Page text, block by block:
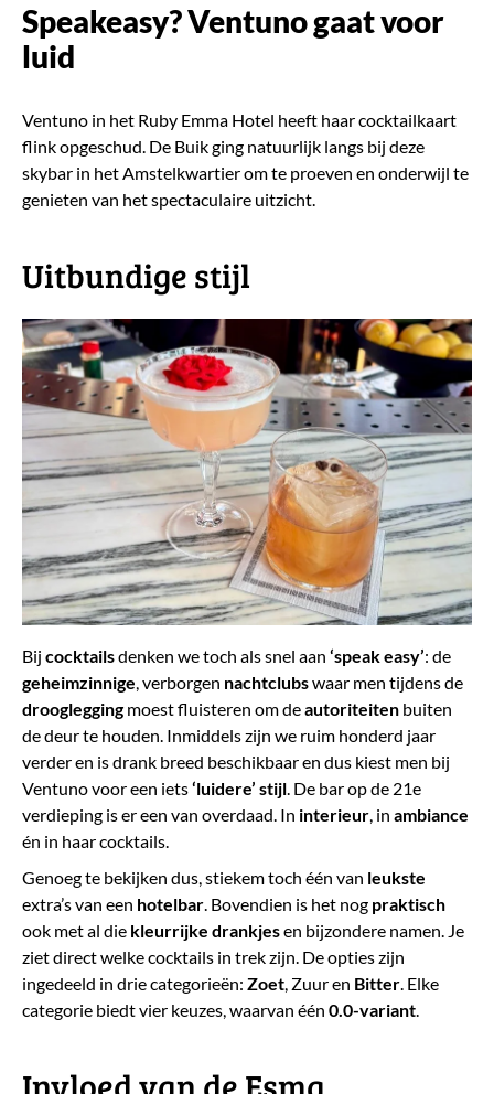
Speakeasy? Ventuno gaat voor
luid
Ventuno in het Ruby Emma Hotel heeft haar cocktailkaart
flink opgeschud. De Buik ging natuurlijk langs bij deze
skybar in het Amstelkwartier om te proeven en onderwijl te
genieten van het spectaculaire uitzicht.
Uitbundige stijl
Bij cocktailsdenken we toch als snel aan ‘speak easy’: de
geheimzinnige , verborgen nachtclubswaar men tijdens de
droogleggingmoest fluisteren om deautoriteiten buiten
de deur te houden. Inmiddels zijn we ruim honderd jaar
verder en is drank breed beschikbaar en dus kiest men bij
Ventuno voor een iets‘luidere’ stijl . De bar op de 21e
verdieping is er een van overdaad. In interieur , in ambiance
én in haar cocktails.
Genoeg te bekijken dus, stiekem toch één van leukste
extra’s van een hotelbar . Bovendien is het nog praktisch
ook met al die kleurrijke drankjesen bijzondere namen. Je
ziet direct welke cocktails in trek zijn. De opties zijn
ingedeeld in drie categorieën: Zoet , Zuur en Bitter . Elke
categorie biedt vier keuzes, waarvan één 0.0-variant
Invloed van de Esma